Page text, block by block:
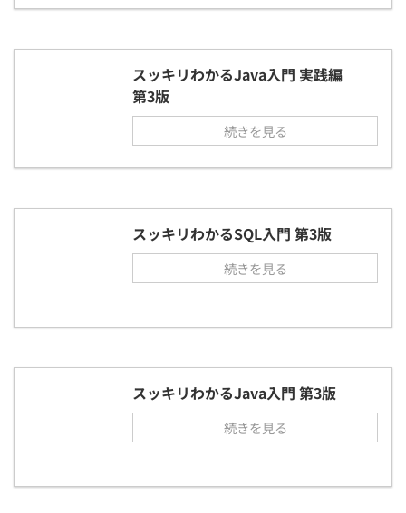
スッキリわかるJava入門 実践編
第3版
続きを見る
スッキリわかるSQL入門 第3版
続きを見る
スッキリわかるJava入門 第3版
続きを見る